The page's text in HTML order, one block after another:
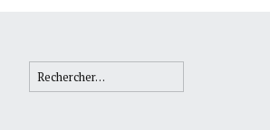
Rechercher :